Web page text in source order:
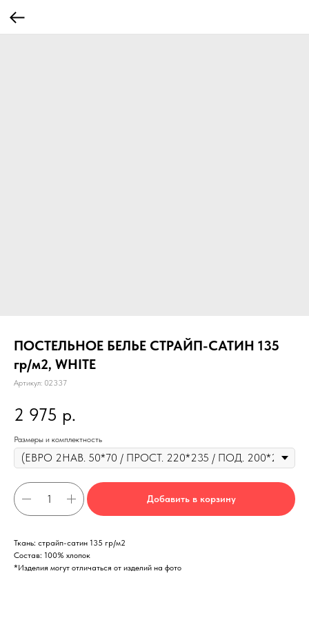
ПОСТЕЛЬНОЕ БЕЛЬЕ СТРАЙП-САТИН 135
гр/м2, WHITE
Артикул: 02337
2 975 р.
Размеры и комплектность
Добавить в корзину
Ткань: страйп-сатин 135 гр/м2
Состав: 100% хлопок
*Изделия могут отличаться от изделий на фото